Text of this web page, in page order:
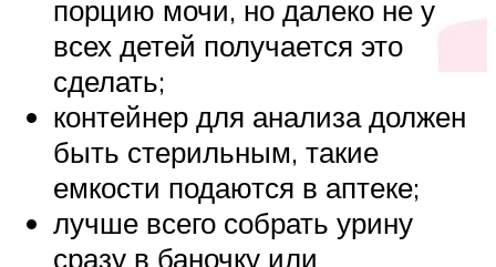
порцию мочи, но далеко не у
всех детей получается это
сделать;
контейнер для анализа должен
быть стерильным, такие
емкости подаются в аптеке;
лучше всего собрать урину
сразу в баночку или